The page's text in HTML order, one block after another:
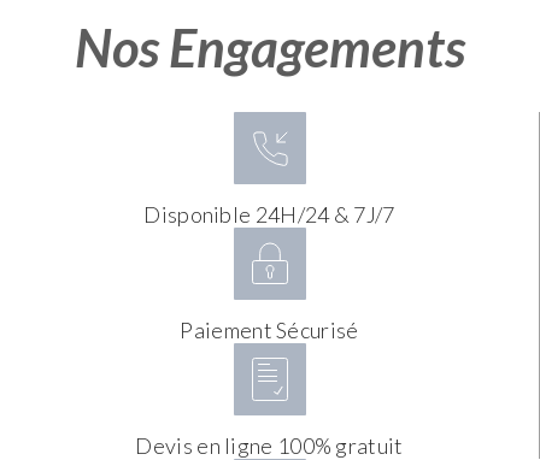
Nos Engagements
Disponible 24H/24 & 7J/7
Paiement Sécurisé
Devis en ligne 100% gratuit